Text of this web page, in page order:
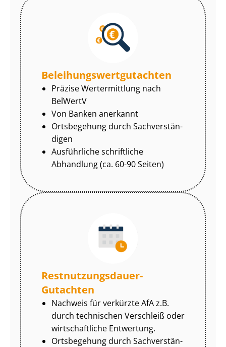
Be­lei­hungs­wert­gut­ach­ten
Präzise Wertermittlung nach
BelWertV
Von Banken anerkannt
Ortsbegehung durch Sach­ver­stän­
di­gen
Ausführliche schriftliche
Abhandlung (ca. 60-90 Seiten)
Rest­nut­zungs­dau­er-
Gutachten
Nachweis für verkürzte AfA z.B.
durch technischen Verschleiß oder
wirtschaftliche Entwertung.
Ortsbegehung durch Sach­ver­stän­